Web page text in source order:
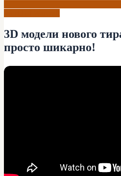
3D модели нового
просто шикарно!